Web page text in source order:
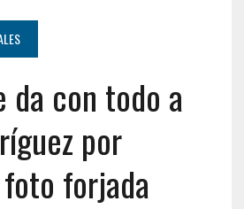
da con todo a
por
forjada